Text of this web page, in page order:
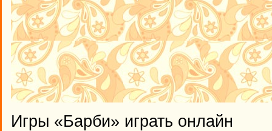
Игры «Барби» играть онлайн